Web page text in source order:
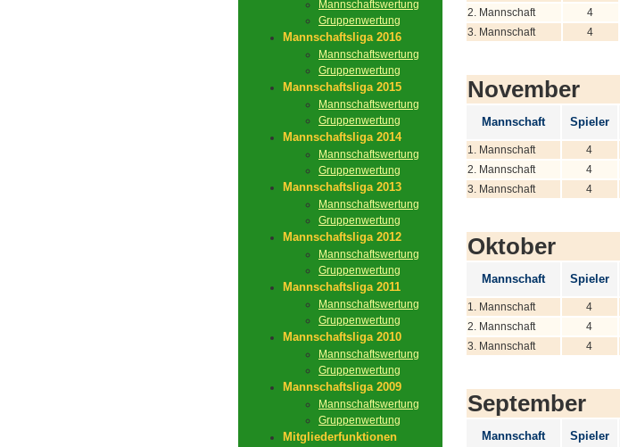
Mannschaftswertung
Gruppenwertung
Mannschaftsliga 2016
Mannschaftswertung
Gruppenwertung
Mannschaftsliga 2015
Mannschaftswertung
Gruppenwertung
Mannschaftsliga 2014
Mannschaftswertung
Gruppenwertung
Mannschaftsliga 2013
Mannschaftswertung
Gruppenwertung
Mannschaftsliga 2012
Mannschaftswertung
Gruppenwertung
Mannschaftsliga 2011
Mannschaftswertung
Gruppenwertung
Mannschaftsliga 2010
Mannschaftswertung
Gruppenwertung
Mannschaftsliga 2009
Mannschaftswertung
Gruppenwertung
Mitgliederfunktionen
2. Mannschaft
4
3. Mannschaft
4
November
Mannschaft Spieler
1. Mannschaft 4
2. Mannschaft
4
3. Mannschaft
4
Oktober
Mannschaft Spieler
1. Mannschaft 4
2. Mannschaft
4
3. Mannschaft
4
September
Mannschaft Spieler